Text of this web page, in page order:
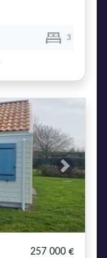
3
Next
257 000 €